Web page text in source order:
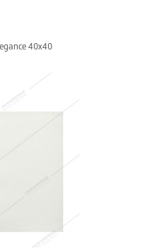
40x40